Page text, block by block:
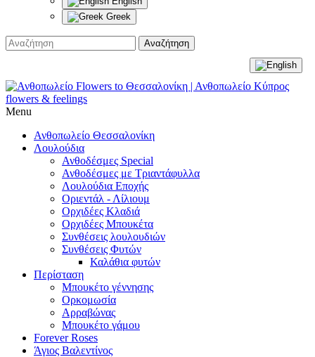
Greek
Αναζήτηση
Menu
Ανθοπωλείο Θεσσαλονίκη
Λουλούδια
Ανθοδέσμες Special
Ανθοδέσμες με Τριαντάφυλλα
Λουλούδια Εποχής
Οριεντάλ - Λίλιουμ
Ορχιδέες Κλαδιά
Ορχιδέες Μπουκέτα
Συνθέσεις λουλουδιών
Συνθέσεις Φυτών
Καλάθια φυτών
Περίσταση
Μπουκέτο γέννησης
Ορκομωσία
Αρραβώνας
Μπουκέτο γάμου
Forever Roses
Άγιος Βαλεντίνος